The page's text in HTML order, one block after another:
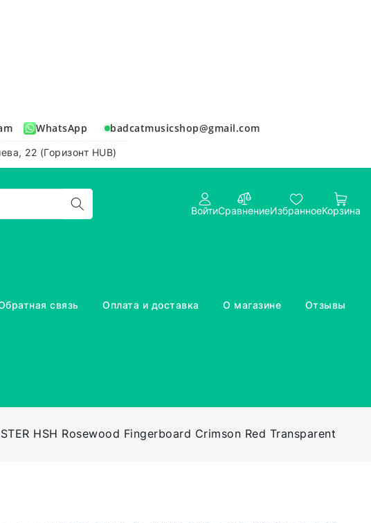
WhatsApp badcatmusicshop@gmail.com
22 (Горизонт HUB)
ВойтиСравнениеИзбранноеКорзина
связь Оплата и доставка О магазине Отзывы
HSH Rosewood Fingerboard Crimson Red Transparent